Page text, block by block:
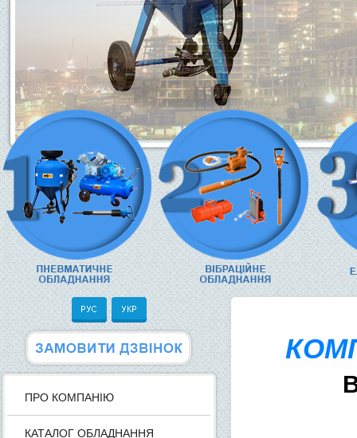
ПРО КОМПАНІЮ
КАТАЛОГ ОБЛАДНАННЯ